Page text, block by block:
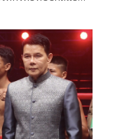
ผลงานในรอบปีที่ผ่าน
ย ทั้งมวยไทย - มวย
โครงการใหญ่”
จากรากหญ้าสู่สากล”
“ศึกมาตุภูมิ” , การ
าวต่างชาติ พร้อมทั้ง